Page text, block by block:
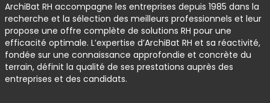
ArchiBat RH accompagne les entreprises depuis 1985 dans la
recherche et la sélection des meilleurs professionnels et leur
propose une offre complète de solutions RH pour une
efficacité optimale. L’expertise d’ArchiBat RH et sa réactivité,
fondée sur une connaissance approfondie et concrète du
terrain, définit la qualité de ses prestations auprès des
entreprises et des candidats.